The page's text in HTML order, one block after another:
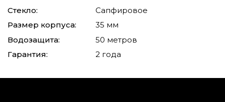
Стекло:
Сапфировое
Размер корпуса:
35 мм
Водозащита:
50 метров
Гарантия:
2 года